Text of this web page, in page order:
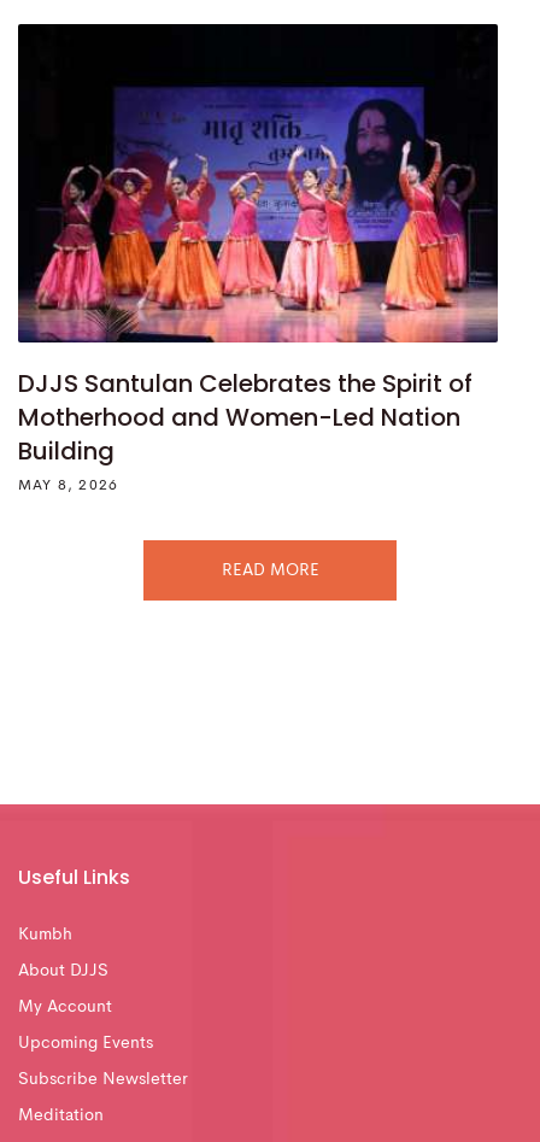
DJJS Santulan Celebrates the Spirit of
Motherhood and Women-Led Nation
Building
MAY 8, 2026
READ MORE
Useful Links
Kumbh
About DJJS
My Account
Upcoming Events
Subscribe Newsletter
Meditation